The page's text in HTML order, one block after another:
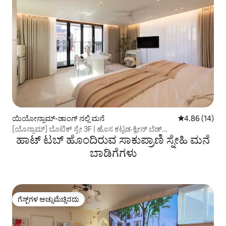
ಯಿಯೋನ್ನಾಮ್-ಡಾಂಗ್ ನಲ್ಲಿ ಮನೆ 5 ರಲ್ಲಿ 4.86
4.86 (14)
[ಯೊನ್ನಾಮ್] ಬೊಟಿಕ್ ಸ್ಟೇ 3F | ಹೊಸ ಕಟ್ಟಡ·ಕ್ವೀನ್ ಬೆಡ್
2·ಟೆರೇಸ್·ಎಲಿವೇಟರ್•ಉಚಿತ ಲಗೇಜ್ ಸಂಗ್ರಹಣೆ
ಹಾಟ್ ಟಬ್ ಹೊಂದಿರುವ ಸಾಕುಪ್ರಾಣಿ ಸ್ನೇಹಿ ಮನೆ
ಬಾಡಿಗೆಗಳು
ಗೆಸ್ಟ್‌ಗಳ ಅಚ್ಚುಮೆಚ್ಚಿನದು
ಗೆಸ್ಟ್‌ಗಳ ಅಚ್ಚುಮೆಚ್ಚಿನದು